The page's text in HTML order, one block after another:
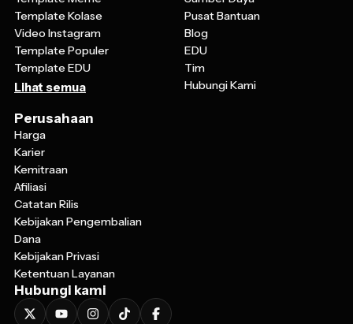
Template Kolase
Video Instagram
Template Populer
Template EDU
Lihat semua
Pusat Bantuan
Blog
EDU
Tim
Hubungi Kami
Perusahaan
Harga
Karier
Kemitraan
Afiliasi
Catatan Rilis
Kebijakan Pengembalian
Dana
Kebijakan Privasi
Ketentuan Layanan
Hubungi kami